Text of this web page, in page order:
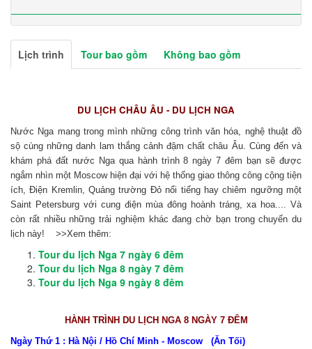
Lịch trình Tour bao gồm Không bao gồm
DU LỊCH CHÂU ÂU - DU LỊCH NGA
Nước Nga mang trong mình những công trình văn hóa, nghệ thuật đồ
sộ cùng những danh lam thắng cảnh đậm chất châu Âu. Cùng đến và
khám phá đất nước Nga qua hành trình 8 ngày 7 đêm bạn sẽ được
ngắm nhìn một Moscow hiện đại với hệ thống giao thông công cộng tiện
ích, Điện Kremlin, Quảng trường Đỏ nổi tiếng hay chiêm ngưỡng một
Saint Petersburg với cung điện mùa đông hoành tráng, xa hoa.... Và
còn rất nhiều những trải nghiệm khác đang chờ bạn trong chuyến du
lịch này! >>Xem thêm:
Tour du lịch Nga 7 ngày 6 đêm
Tour du lịch Nga 8 ngày 7 đêm
Tour du lịch Nga 9 ngày 8 đêm
HÀNH TRÌNH DU LỊCH NGA 8 NGÀY 7 ĐÊM
Ngày Thứ 1 : Hà Nội / Hồ Chí Minh - Moscow (Ăn Tối)